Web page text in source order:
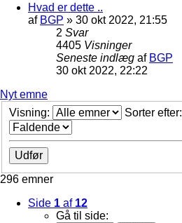
Hvad er dette ..
af BGP » 30 okt 2022, 21:55
2 Svar
4405 Visninger
Seneste indlæg af BGP
30 okt 2022, 22:22
Nyt emne
Visning:
Sorter efter:
296 emner
Side 1 af 12
Gå til side: